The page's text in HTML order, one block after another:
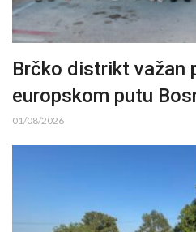
Brčko distrikt važan
europskom putu
01/08/2026